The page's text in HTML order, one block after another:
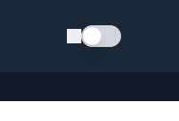
Schimba tema